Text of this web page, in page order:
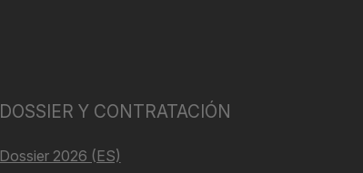
DOSSIER Y CONTRATACIÓN
Dossier 2026 (ES)